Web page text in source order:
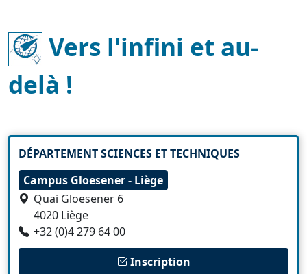
Vers l'infini et au-
delà !
DÉPARTEMENT SCIENCES ET TECHNIQUES
Campus Gloesener - Liège
Quai Gloesener 6
4020 Liège
+32 (0)4 279 64 00
Inscription